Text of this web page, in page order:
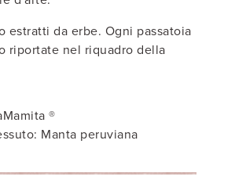
estratti da erbe. Ogni passatoia
riportate nel riquadro della
®
Manta peruviana